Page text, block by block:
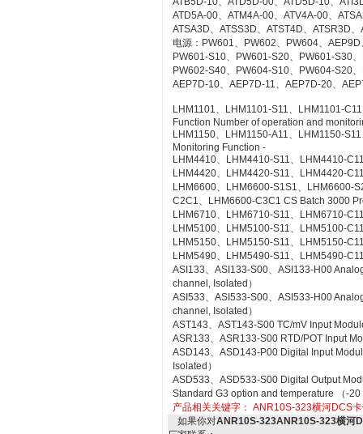
ATD5A-00、ATM4A-00、ATV4A-00、
ATSA3D、ATSS3D、ATST4D、ATSR3D
电源：PW601、PW602、PW604、
PW601-S10、PW601-S20、PW601-S30
PW602-S40、PW604-S10、PW604-S20
AEP7D-10、AEP7D-11、AEP7D-20、
LHM1101、LHM1101-S11、LHM1101-
Function Number of operation and
LHM1150、LHM1150-A11、LHM1150-
Monitoring Function -
LHM4410、LHM4410-S11、LHM4410-
LHM4420、LHM4420-S11、LHM4420-
LHM6600、LHM6600-S1S1、LHM6600-
C2C1、LHM6600-C3C1 CS Batch 3000
LHM6710、LHM6710-S11、LHM6710-
LHM5100、LHM5100-S11、LHM5100-
LHM5150、LHM5150-S11、LHM5150-
LHM5490、LHM5490-S11、LHM5490-
ASI133、ASI133-S00、ASI133-H00
channel, Isolated）
ASI533、ASI533-S00、ASI533-H00
channel, Isolated）
AST143、AST143-S00 TC/mV Input
ASR133、ASR133-S00 RTD/POT Input
ASD143、ASD143-P00 Digital Input
Isolated）
ASD533、ASD533-S00 Digital Output
Standard G3 option and temperature （-20
产品相关关键字： ANR10S-323横河DCS
如果你对ANR10S-323ANR10S-323横河